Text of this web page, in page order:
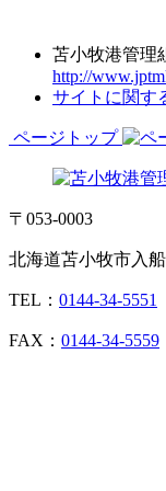
苫小牧港管理
http://
サイトに関す
ページトップ
〒053-0003
北海道苫小牧市入
TEL： 0144-34-5551
FAX： 0144-34-5559